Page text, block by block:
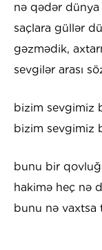
nə qədər
saçlara güllər
gəzmədik,
sevgilər arası
bizim sevgimiz
bizim sevgimiz
bunu bir
hakimə heç nə
bunu nə vaxtsa